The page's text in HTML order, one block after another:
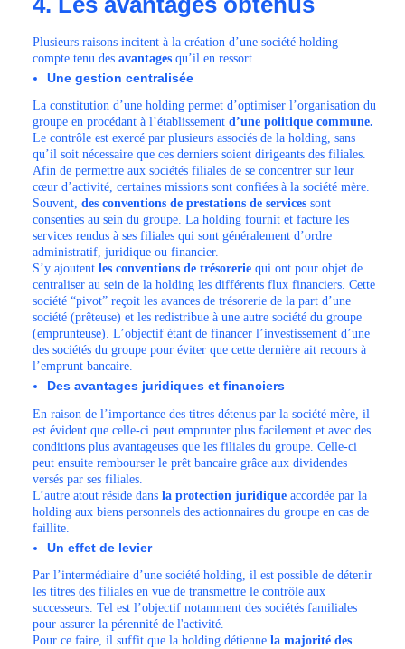
Plusieurs raisons incitent à la création d’une société holding
compte tenu des avantages qu’il en ressort.
Une gestion centralisée
La constitution d’une holding permet d’optimiser l’organisation du
groupe en procédant à l’établissement d’une politique commune.
Le contrôle est exercé par plusieurs associés de la holding, sans
qu’il soit nécessaire que ces derniers soient dirigeants des filiales.
Afin de permettre aux sociétés filiales de se concentrer sur leur
cœur d’activité, certaines missions sont confiées à la société mère.
Souvent, des conventions de prestations de services sont
consenties au sein du groupe. La holding fournit et facture les
services rendus à ses filiales qui sont généralement d’ordre
administratif, juridique ou financier.
S’y ajoutent les conventions de trésorerie qui ont pour objet de
centraliser au sein de la holding les différents flux financiers. Cette
société “pivot” reçoit les avances de trésorerie de la part d’une
société (prêteuse) et les redistribue à une autre société du groupe
(emprunteuse). L’objectif étant de financer l’investissement d’une
des sociétés du groupe pour éviter que cette dernière ait recours à
l’emprunt bancaire.
Des avantages juridiques et financiers
En raison de l’importance des titres détenus par la société mère, il
est évident que celle-ci peut emprunter plus facilement et avec des
conditions plus avantageuses que les filiales du groupe. Celle-ci
peut ensuite rembourser le prêt bancaire grâce aux dividendes
versés par ses filiales.
L’autre atout réside dans la protection juridique accordée par la
holding aux biens personnels des actionnaires du groupe en cas de
faillite.
Un effet de levier
Par l’intermédiaire d’une société holding, il est possible de détenir
les titres des filiales en vue de transmettre le contrôle aux
successeurs. Tel est l’objectif notamment des sociétés familiales
pour assurer la pérennité de l'activité.
Pour ce faire, il suffit que la holding détienne la majorité des